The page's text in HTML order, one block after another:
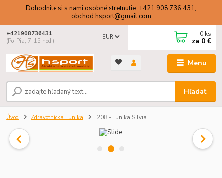
Dohodnite si s nami osobné stretnutie: +421 908 736 431,
obchod.hsport@gmail.com
Menu
EUR
Hľadať
+421908736431
(Po-Pia, 7-15 hod.)
0 ks
za 0 €
Úvod Zdravotnícka Tunika 208 - Tunika Silvia